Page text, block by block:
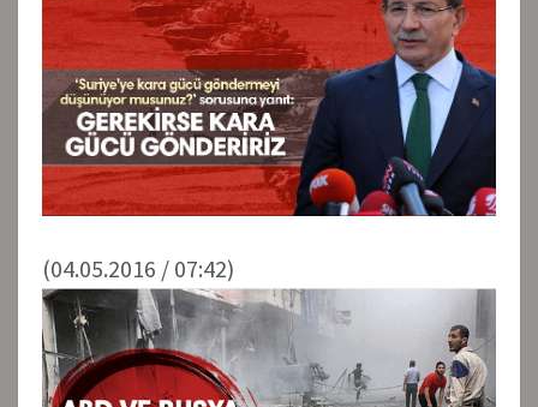
(04.05.2016 / 07:42)